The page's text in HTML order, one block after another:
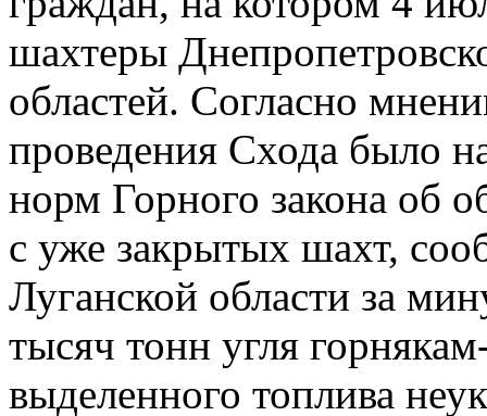
шахтеры
областей. Согласно
проведения Схода было
норм Горного закона об
с уже закрытых шахт,
Луганской области за
тысяч тонн угля
выделенного топлива